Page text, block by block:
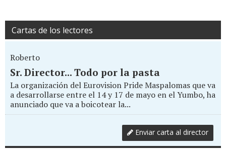
Cartas de los lectores
Roberto
Sr. Director... Todo por la pasta
La organización del Eurovision Pride Maspalomas que va
a desarrollarse entre el 14 y 17 de mayo en el Yumbo, ha
anunciado que va a boicotear la...
Enviar carta al director